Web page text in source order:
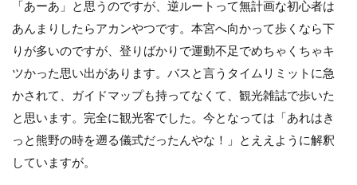
「あーあ」と思うのですが、逆ルートって無計画な初心者は
あんまりしたらアカンやつです。本宮へ向かって歩くなら下
りが多いのですが、登りばかりで運動不足でめちゃくちゃキ
ツかった思い出があります。バスと言うタイムリミットに急
かされて、ガイドマップも持ってなくて、観光雑誌で歩いた
と思います。完全に観光客でした。今となっては「あれはき
っと熊野の時を遡る儀式だったんやな！」とええように解釈
していますが。